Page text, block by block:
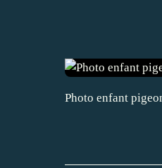
Photo enfant